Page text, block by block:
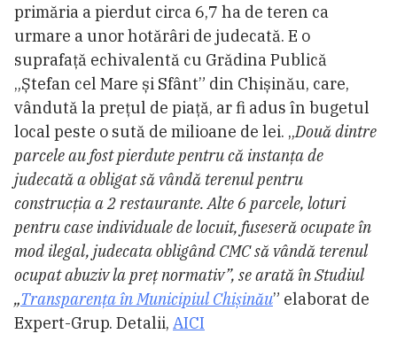
primăria a pierdut circa 6,7 ha de teren ca
urmare a unor hotărâri de judecată. E o
suprafață echivalentă cu Grădina Publică
„Ștefan cel Mare și Sfânt” din Chișinău, care,
vândută la prețul de piață, ar fi adus în bugetul
local peste o sută de milioane de lei. „Două dintre
parcele au fost pierdute pentru că instanța de
judecată a obligat să vândă terenul pentru
construcția a 2 restaurante. Alte 6 parcele, loturi
pentru case individuale de locuit, fuseseră ocupate în
mod ilegal, judecata obligând CMC să vândă terenul
ocupat abuziv la preț normativ”, se arată în Studiul
„Transparența în Municipiul Chișinău” elaborat de
Expert-Grup. Detalii, AICI